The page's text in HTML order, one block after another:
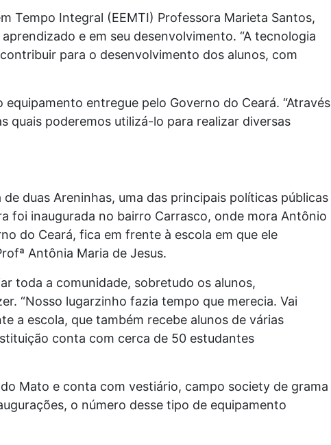
Tempo Integral (EEMTI) Professora Marieta Santos,
e em seu desenvolvimento. “A tecnologia
para o desenvolvimento dos alunos, com
entregue pelo Governo do Ceará. “Através
quais poderemos utilizá-lo para realizar diversas
duas Areninhas, uma das principais políticas públicas
foi inaugurada no bairro Carrasco, onde mora Antônio
do Ceará, fica em frente à escola em que ele
Antônia Maria de Jesus.
toda a comunidade, sobretudo os alunos,
“Nosso lugarzinho fazia tempo que merecia. Vai
a escola, que também recebe alunos de várias
conta com cerca de 50 estudantes
Mato e conta com vestiário, campo society de grama
o número desse tipo de equipamento